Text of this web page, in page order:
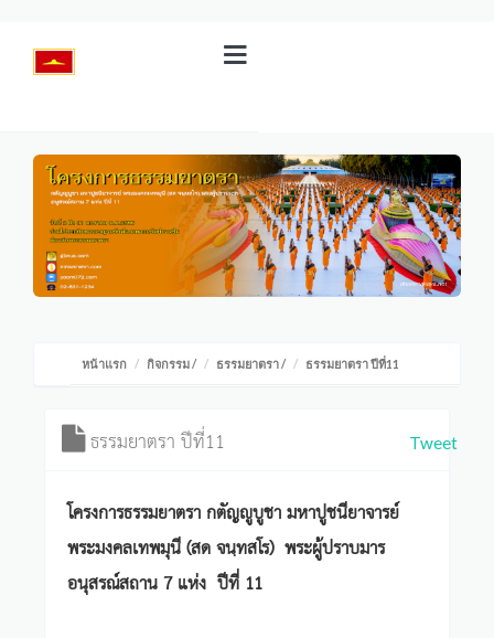
หน้าแรก กิจกรรม/ ธรรมยาตรา/ ธรรมยาตรา ปีที่11
ธรรมยาตรา ปีที่11 Tweet
โครงการธรรมยาตรา กตัญญูบูชา มหาปูชนียาจารย์
พระมงคลเทพมุนี (สด จนฺทสโร) พระผู้ปราบมาร
อนุสรณ์สถาน 7 แห่ง ปีที่ 11